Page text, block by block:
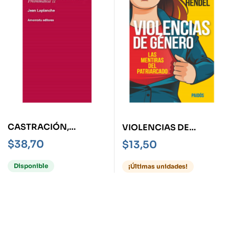
CASTRACIÓN,
SIMBOLIZACIONES -
PROBLEMÁTICAS 2-
$38,70
Disponible
VIOLENCIAS DE
GENERO LAS
MENTIRAS DEL
PATRIARCADO
$13,50
¡Últimas unidades!